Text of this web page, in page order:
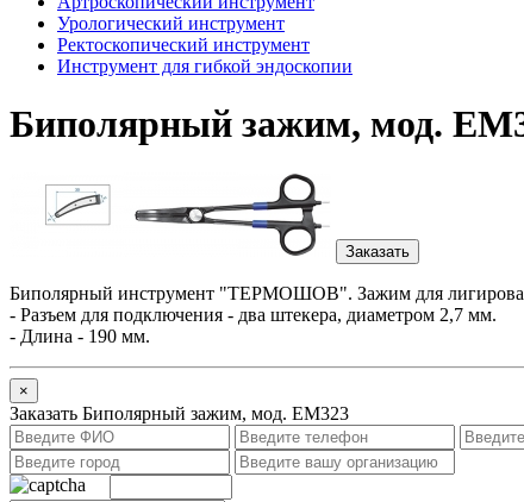
Урологический инструмент
Ректоскопический инструмент
Инструмент для гибкой эндоскопии
Биполярный зажим, мод.
Заказать
Биполярный инструмент "ТЕРМОШОВ". Зажим для
- Разъем для подключения - два штекера, диаметром 2,7 мм.
- Длина - 190 мм.
×
Заказать Биполярный зажим, мод. ЕМ323